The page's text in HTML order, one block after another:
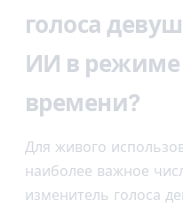
голоса
ИИ в режиме
времени?
Для живого
наиболее важное
изменитель голоса